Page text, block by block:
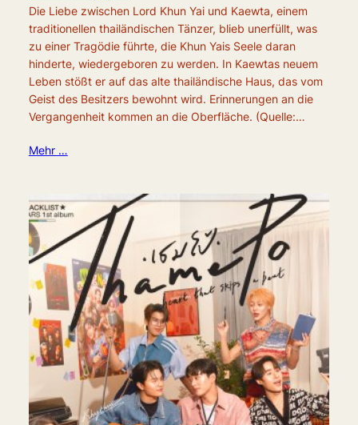
Die Liebe zwischen Lord Khun Yai und Kaewta, einem
traditionellen thailändischen Tänzer, blieb unerfüllt, was
zu einer Tragödie führte, die Khun Yais Seele daran
hinderte, wiedergeboren zu werden. In Kaewtas neuem
Leben stößt er auf das alte thailändische Haus, das vom
Geist des Besitzers bewohnt wird. Erinnerungen an die
Vergangenheit kommen an die Oberfläche. (Quelle:…
Mehr …